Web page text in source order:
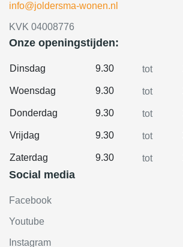
info@joldersma-wonen.nl
KVK 04008776
Onze openingstijden:
Dinsdag 9.30 tot
Woensdag 9.30 tot
Donderdag 9.30 tot
Vrijdag 9.30 tot
Zaterdag 9.30 tot
Social media
Facebook
Youtube
Instagram